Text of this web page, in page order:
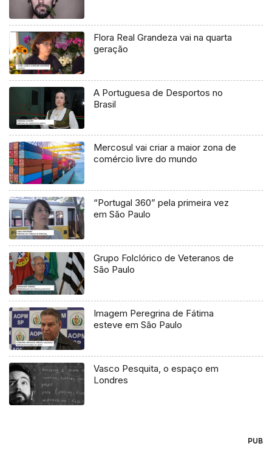
Flora Real Grandeza vai na quarta
geração
A Portuguesa de Desportos no
Brasil
Mercosul vai criar a maior zona de
comércio livre do mundo
“Portugal 360” pela primeira vez
em São Paulo
Grupo Folclórico de Veteranos de
São Paulo
Imagem Peregrina de Fátima
esteve em São Paulo
Vasco Pesquita, o espaço em
Londres
PUB